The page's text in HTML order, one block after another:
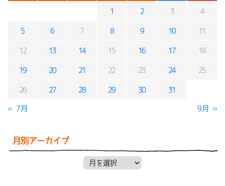
1 2 3 4
5 6 7 8 9 10 11
12 13 14 15 16 17 18
19 20 21 22 23 24 25
26 27 28 29 30 31
« 7月 9月 »
月別アーカイブ